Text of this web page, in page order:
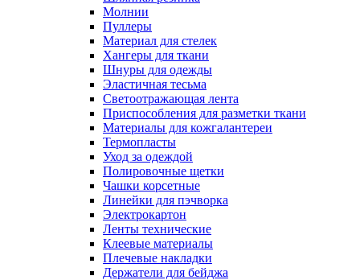
Молнии
Пуллеры
Материал для стелек
Хангеры для ткани
Шнуры для одежды
Эластичная тесьма
Светоотражающая лента
Приспособления для разметки ткани
Материалы для кожгалантереи
Термопласты
Уход за одеждой
Полировочные щетки
Чашки корсетные
Линейки для пэчворка
Электрокартон
Ленты технические
Клеевые материалы
Плечевые накладки
Держатели для бейджа